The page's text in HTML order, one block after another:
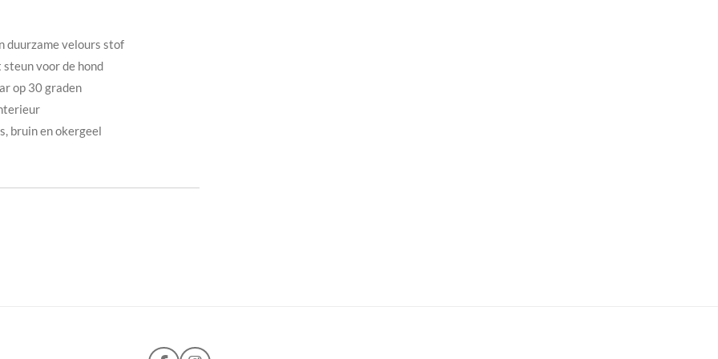
duurzame velours stof
voor de hond
op 30 graden
bruin en okergeel